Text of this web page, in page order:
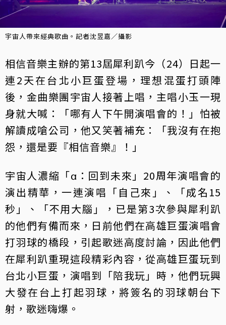
宇宙人帶來經典歌曲。記者沈昱嘉／攝影
相信音樂主辦的第13屆犀利趴今（24）日起一
連2天在台北小巨蛋登場，理想混蛋打頭陣
後，金曲樂團宇宙人接著上唱，主唱小玉一現
身就大喊：「哪有人下午開演唱會的！」怕被
解讀成嗆公司，他又笑著補充：「我沒有在抱
怨，還是要『相信音樂』！」
宇宙人濃縮「α：回到未來」20周年演唱會的
演出精華，一連演唱「自己來」、「成名15
秒」、「不用大腦」，已是第3次參與犀利趴
的他們有備而來，日前他們在高雄巨蛋演唱會
打羽球的橋段，引起歌迷高度討論，因此他們
在犀利趴重現這段精彩內容，從高雄巨蛋玩到
台北小巨蛋，演唱到「陪我玩」時，他們玩興
大發在台上打起羽球，將簽名的羽球朝台下
射，歌迷嗨爆。